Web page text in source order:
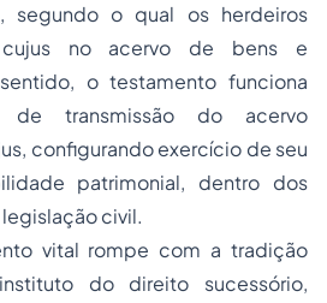
segundo o qual os herdeiros
no acervo de bens e
o testamento funciona
de transmissão do acervo
configurando exercício de seu
patrimonial, dentro dos
civil.
vital rompe com a tradição
do direito sucessório,